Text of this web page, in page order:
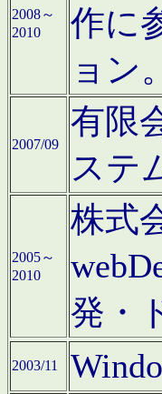
2008～
2010
作に
ョン。
2007/09
有限
ステ
2005～
2010
株式
発・
2003/11